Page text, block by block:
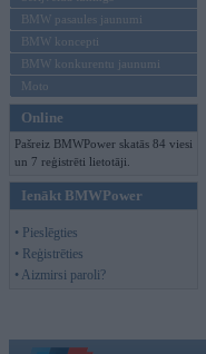
BMW pasaules jaunumi
BMW koncepti
BMW konkurentu jaunumi
Moto
Online
Pašreiz BMWPower skatās 84 viesi
un 7 reģistrēti lietotāji.
Ienākt BMWPower
• Pieslēgties
• Reģistrēties
• Aizmirsi paroli?